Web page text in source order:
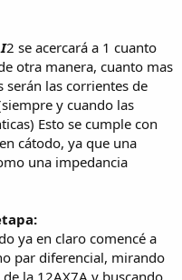
I2 se acercará a 1 cuanto
otra manera, cuanto mas
serán las corrientes de
y cuando las
Esto se cumple con
cátodo, ya que una
una impedancia
ya en claro comencé a
par diferencial, mirando
la 12AX7A y buscando